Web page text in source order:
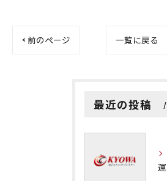
< 前のページ 一覧に戻る
最近の投稿